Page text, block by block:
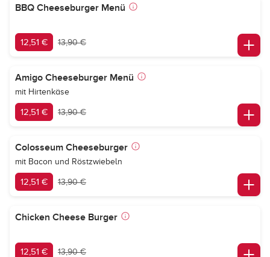
BBQ Cheeseburger Menü
12,51 € 13,90 €
Amigo Cheeseburger Menü
mit Hirtenkäse
12,51 € 13,90 €
Colosseum Cheeseburger
mit Bacon und Röstzwiebeln
12,51 € 13,90 €
Chicken Cheese Burger
12,51 € 13,90 €